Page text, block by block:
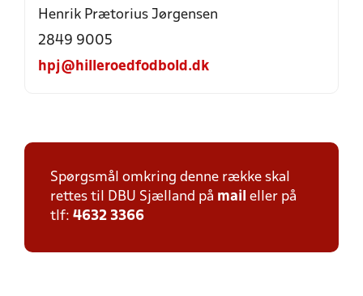
Henrik Prætorius Jørgensen
2849 9005
hpj@hilleroedfodbold.dk
Spørgsmål omkring denne række skal
rettes til DBU Sjælland på mail eller på
tlf: 4632 3366